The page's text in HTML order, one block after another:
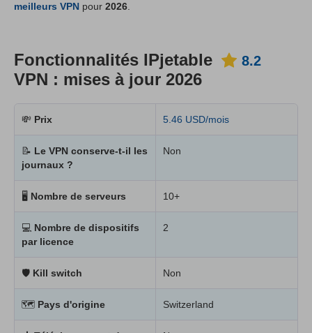
meilleurs VPN pour 2026.
Fonctionnalités IPjetable
VPN : mises à jour 2026
8.2
💸 Prix 5.46 USD/mois
📝 Le VPN conserve-t-il les
journaux ?
Non
🖥 Nombre de serveurs 10+
💻 Nombre de dispositifs
par licence
2
🛡 Kill switch Non
🗺 Pays d'origine Switzerland